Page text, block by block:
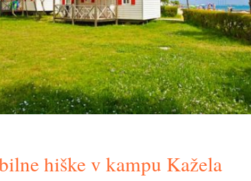
hiške v kampu Kažela